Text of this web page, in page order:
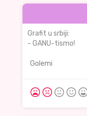
Grafit u srbiji:
- GANU-tismo!
Golemi